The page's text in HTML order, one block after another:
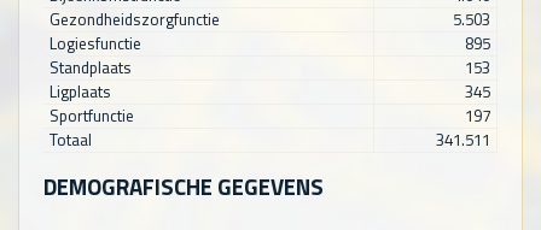
Gezondheidszorgfunctie
5.503
Logiesfunctie
895
Standplaats
153
Ligplaats
345
Sportfunctie
197
Totaal
341.511
DEMOGRAFISCHE GEGEVENS